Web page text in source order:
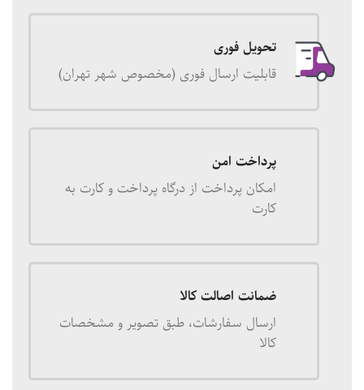
تحویل فوری
قابلیت ارسال فوری (مخصوص شهر تهران)
پرداخت امن
امکان پرداخت از درگاه پرداخت و کارت به
کارت
ضمانت اصالت کالا
ارسال سفارشات، طبق تصویر و مشخصات
کالا